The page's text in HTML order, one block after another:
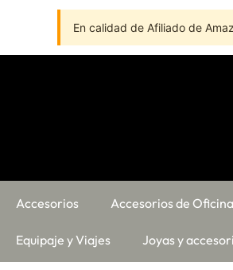
En calidad de Afiliado de
Accesorios Accesorios de Oficina
Equipaje y Viajes Joyas y